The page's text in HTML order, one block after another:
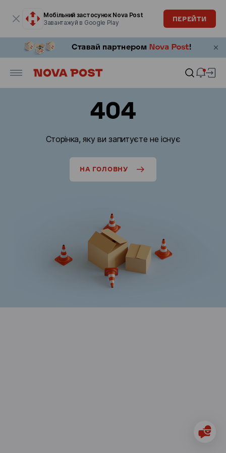
Мобільний застосунок Nova Post
Завантажуй в Google Play
ПЕРЕЙТИ
404
Сторінка, яку ви запитуєте не існує
НА ГОЛОВНУ